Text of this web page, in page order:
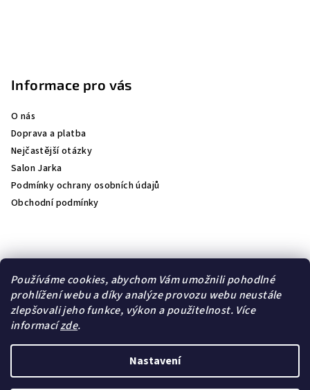
Používáme cookies, abychom Vám umožnili pohodlné
prohlížení webu a díky analýze provozu webu neustále
zlepšovali jeho funkce, výkon a použitelnost. Více
informacízde.
Nastavení
Informace pro vás
O nás
Doprava a platba
Nejčastější otázky
Salon Jarka
Podmínky ochrany osobních údajů
Obchodní podmínky